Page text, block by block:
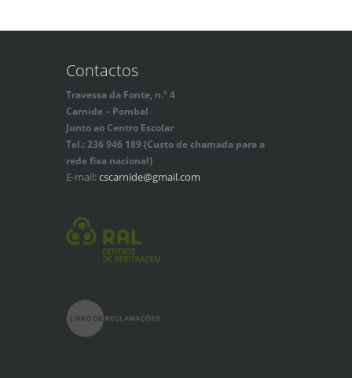
Contactos
Travessa da Fonte, n.º 4
Carnide – Pombal
Junto ao Centro Escolar
Tel.: 236 946 189 (Custo de chamada para a
rede fixa nacional)
E-mail:cscarnide@gmail.com